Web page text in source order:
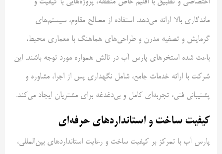
اختصاصی و تطبیق با اقلیم خاص منطقه، پروژه‌هایی با کیفیت و
ماندگاری بالا ارائه می‌دهد. استفاده از مصالح مقاوم، سیستم‌های
گرمایش و تصفیه مدرن و طراحی‌های هماهنگ با معماری محیط،
باعث شده استخرهای پارس آب در تالش همواره مورد توجه باشند. این
شرکت با ارائه خدمات جامع، شامل نگهداری پس از اجرا، مشاوره و
پشتیبانی فنی، تجربه‌ای کامل و بی‌دغدغه برای مشتریان ایجاد می‌کند.
کیفیت ساخت و استانداردهای حرفه‌ای
پارس آب با تمرکز بر کیفیت ساخت و رعایت استانداردهای بین‌المللی،